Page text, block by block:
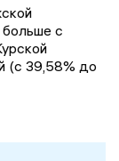
с
(с 39,58% до